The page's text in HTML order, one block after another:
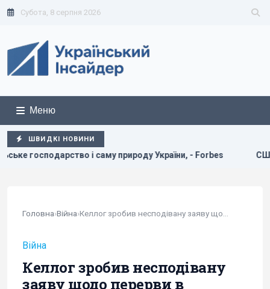
Субота, 8 серпня 2026
Меню
ШВИДКІ НОВИНИ
і саму природу України, - Forbes США щомісяця
Головна›Війна›
Війна
Келлог зробив несподівану
заяву щодо перерви в